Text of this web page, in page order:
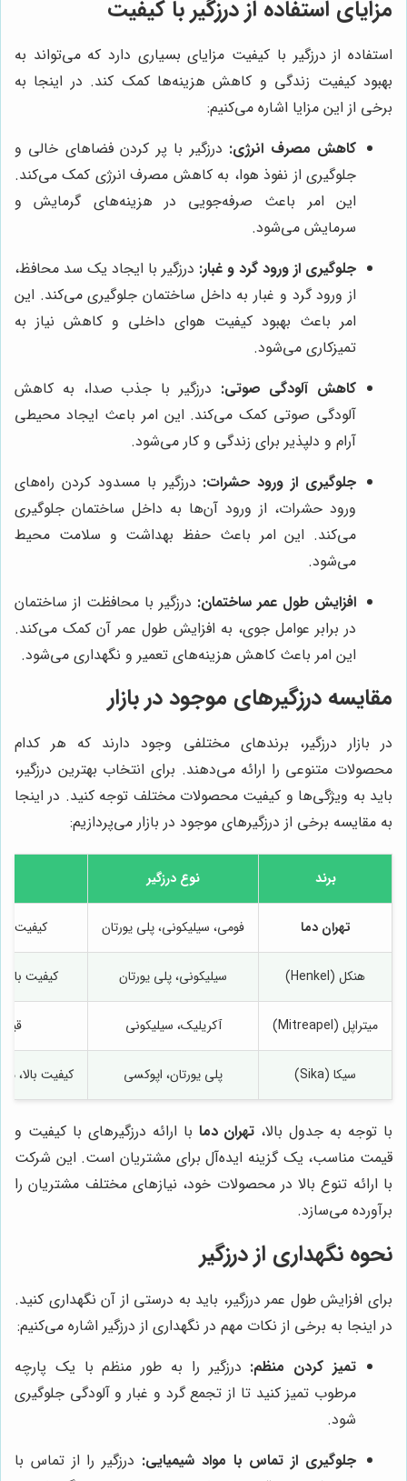
مزایای استفاده از درزگیر با کیفیت
استفاده از درزگیر با کیفیت مزایای بسیاری دارد که می‌تواند به
بهبود کیفیت زندگی و کاهش هزینه‌ها کمک کند. در اینجا به
برخی از این مزایا اشاره می‌کنیم:
کاهش مصرف انرژی: درزگیر با پر کردن فضاهای خالی و
جلوگیری از نفوذ هوا، به کاهش مصرف انرژی کمک می‌کند.
این امر باعث صرفه‌جویی در هزینه‌های گرمایش و
سرمایش می‌شود.
جلوگیری از ورود گرد و غبار: درزگیر با ایجاد یک سد محافظ،
از ورود گرد و غبار به داخل ساختمان جلوگیری می‌کند. این
امر باعث بهبود کیفیت هوای داخلی و کاهش نیاز به
تمیزکاری می‌شود.
کاهش آلودگی صوتی: درزگیر با جذب صدا، به کاهش
آلودگی صوتی کمک می‌کند. این امر باعث ایجاد محیطی
آرام و دلپذیر برای زندگی و کار می‌شود.
جلوگیری از ورود حشرات: درزگیر با مسدود کردن راه‌های
ورود حشرات، از ورود آن‌ها به داخل ساختمان جلوگیری
می‌کند. این امر باعث حفظ بهداشت و سلامت محیط
می‌شود.
افزایش طول عمر ساختمان: درزگیر با محافظت از ساختمان
در برابر عوامل جوی، به افزایش طول عمر آن کمک می‌کند.
این امر باعث کاهش هزینه‌های تعمیر و نگهداری می‌شود.
مقایسه درزگیرهای موجود در بازار
در بازار درزگیر، برندهای مختلفی وجود دارند که هر کدام
محصولات متنوعی را ارائه می‌دهند. برای انتخاب بهترین درزگیر،
باید به ویژگی‌ها و کیفیت محصولات مختلف توجه کنید. در اینجا
به مقایسه برخی از درزگیرهای موجود در بازار می‌پردازیم:
برند نوع درزگیر
تهران دما فومی، سیلیکونی، پلی یورتان کیفیت
هنکل (Henkel) سیلیکونی، پلی یورتان کیفیت
میتراپل (Mitreapel) آکریلیک، سیلیکونی
سیکا (Sika) پلی یورتان، اپوکسی کیفیت بالا،
با توجه به جدول بالا، تهران دما با ارائه درزگیرهای با کیفیت و
قیمت مناسب، یک گزینه ایده‌آل برای مشتریان است. این شرکت
با ارائه تنوع بالا در محصولات خود، نیازهای مختلف مشتریان را
برآورده می‌سازد.
نحوه نگهداری از درزگیر
برای افزایش طول عمر درزگیر، باید به درستی از آن نگهداری کنید.
در اینجا به برخی از نکات مهم در نگهداری از درزگیر اشاره می‌کنیم:
تمیز کردن منظم: درزگیر را به طور منظم با یک پارچه
مرطوب تمیز کنید تا از تجمع گرد و غبار و آلودگی جلوگیری
شود.
جلوگیری از تماس با مواد شیمیایی: درزگیر را از تماس با